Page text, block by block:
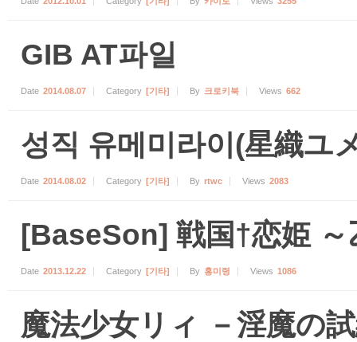
GIB AT파일
Date 2014.08.07 Category [기타] By 크로키북 Views 662
성직 유메미라이(星織ユ
Date 2014.08.02 Category [기타] By rtwc Views 2083
[BaseSon] 戦国†恋姫
Date 2013.12.22 Category [기타] By 홍미령 Views 1086
魔法少女リィ －淫魔の